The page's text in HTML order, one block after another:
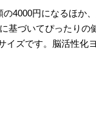
4000円になるほか
基づいてぴったり
ズです。脳活性化